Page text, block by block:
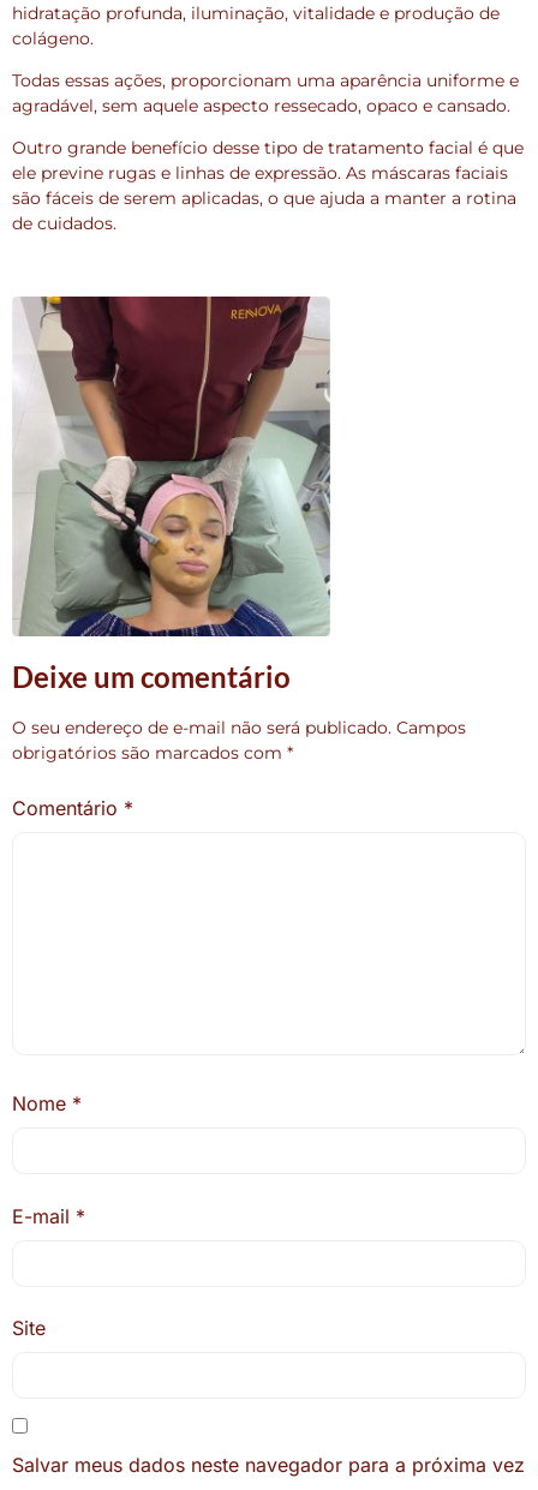
hidratação profunda, iluminação, vitalidade e produção de
colágeno.
Todas essas ações, proporcionam uma aparência uniforme e
agradável, sem aquele aspecto ressecado, opaco e cansado.
Outro grande benefício desse tipo de tratamento facial é que
ele previne rugas e linhas de expressão. As máscaras faciais
são fáceis de serem aplicadas, o que ajuda a manter a rotina
de cuidados.
Deixe um comentário
O seu endereço de e-mail não será publicado. Campos
obrigatórios são marcados com *
Comentário *
Nome *
E-mail *
Site
Salvar meus dados neste navegador para a próxima vez